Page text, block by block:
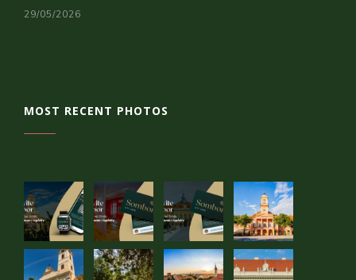
29/05/2026
MOST RECENT PHOTOS